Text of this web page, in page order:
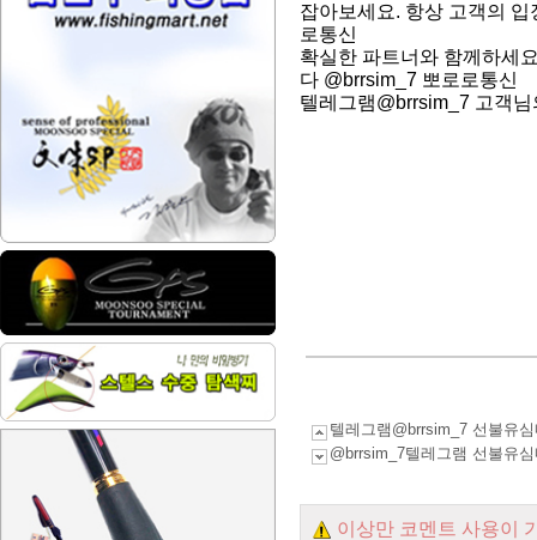
잡아보세요. 항상 고객의
로통신
확실한 파트너와 함께하세
다 @brrsim_7 뽀로로통신
텔레그램@brrsim_7 고객
텔레그램@brrsim_7 선불유
@brrsim_7텔레그램 선불유
이상만 코멘트 사용이